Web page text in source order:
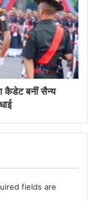
कैडेट बनीं सैन्य
fields are